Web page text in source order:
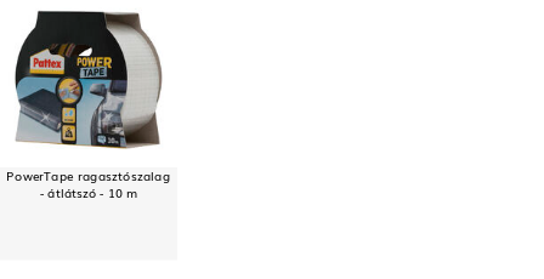
PowerTape ragasztószalag
- átlátszó - 10 m